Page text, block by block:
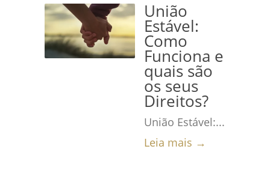
União
Estável:
Como
Funciona e
quais são
os seus
Direitos?
União Estável:...
Leia mais →